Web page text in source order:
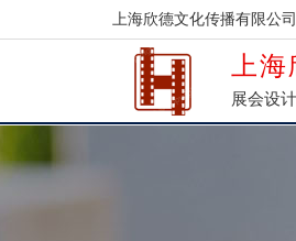
上海欣德文化传播有限公
上
展会设计